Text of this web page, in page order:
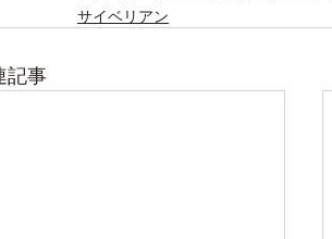
サイベリアン
記事